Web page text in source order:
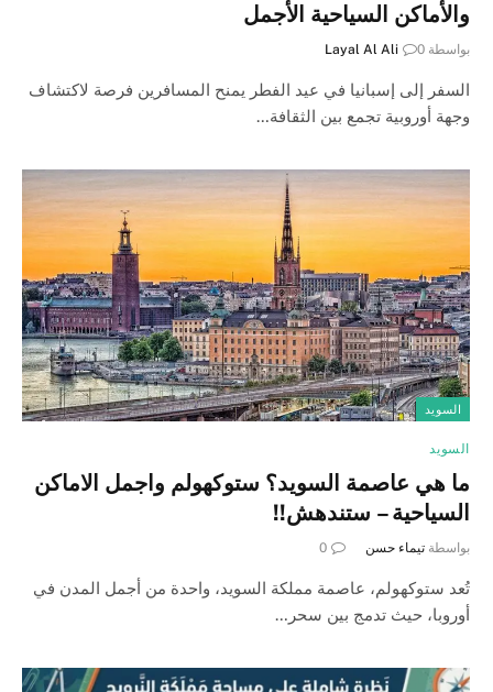
والأماكن السياحية الأجمل
بواسطة Layal Al Ali 0
السفر إلى إسبانيا في عيد الفطر يمنح المسافرين فرصة لاكتشاف
وجهة أوروبية تجمع بين الثقافة…
السويد
السويد
ما هي عاصمة السويد؟ ستوكهولم واجمل الاماكن
السياحية – ستندهش!!
بواسطة تيماء حسن 0
تُعد ستوكهولم، عاصمة مملكة السويد، واحدة من أجمل المدن في
أوروبا، حيث تدمج بين سحر…